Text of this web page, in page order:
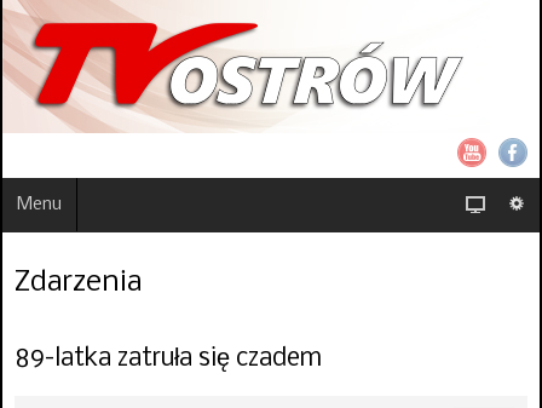
Menu
Zdarzenia
89-latka zatruła się czadem